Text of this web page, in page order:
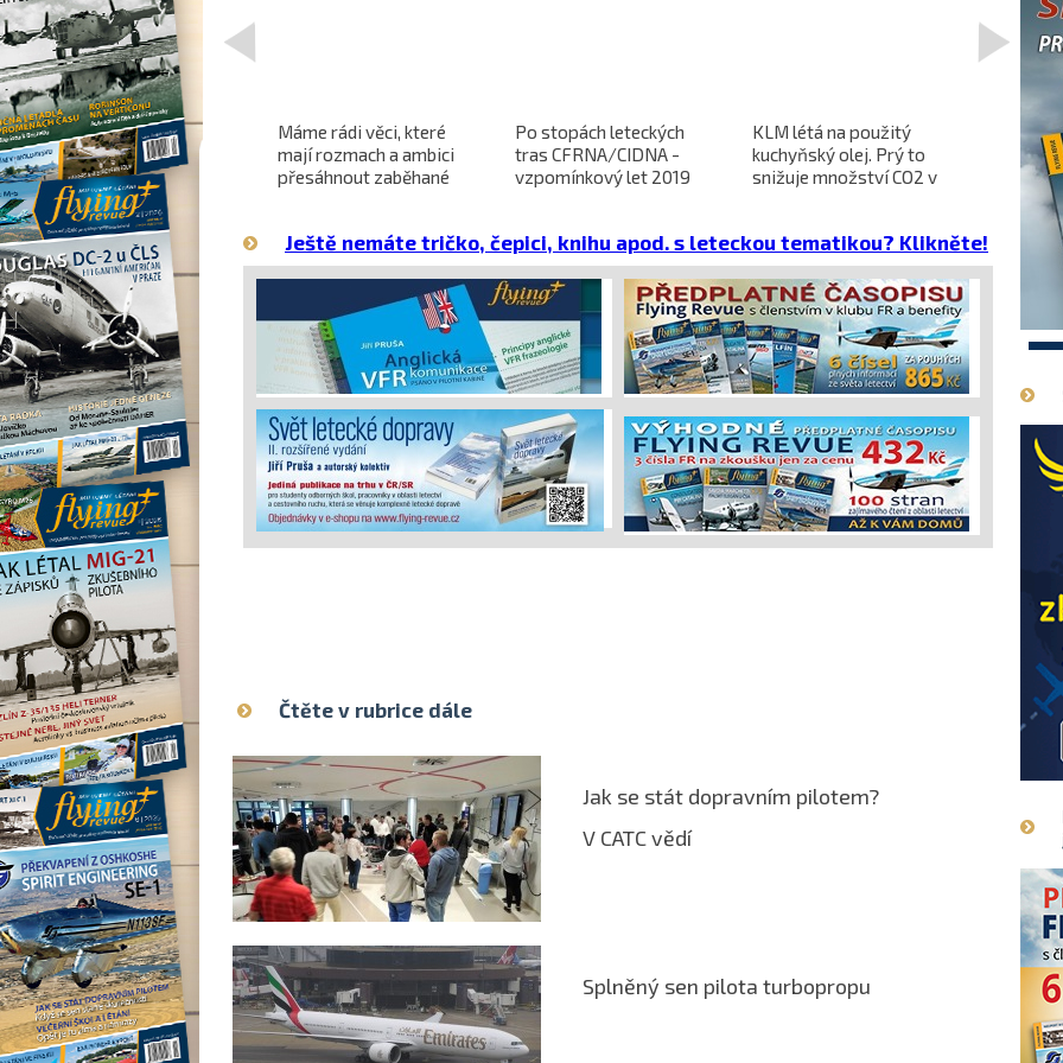
Projekt nadzvukového
letounu X-59 QueSST
směřuje k prvnímu letu
Máme rádi věci, které
mají rozmach a ambici
přesáhnout zaběhané
Po stopách leteckých
tras CFRNA/CIDNA -
vzpomínkový let 2019
KLM létá na použitý
kuchyňský olej. Prý to
snižuje množství CO2 v
L-610
projekt
>
Ještě nemáte tričko, čepici, knihu apod. s leteckou tematikou? Klikněte!
Čtěte v rubrice dále
Jak se stát dopravním pilotem?
V CATC vědí
Splněný sen pilota turbopropu
1